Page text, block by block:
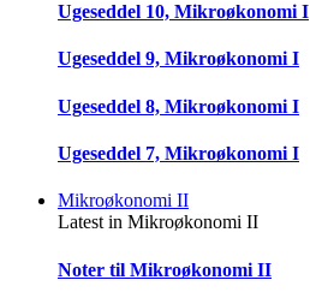
Ugeseddel 10, Mikroøkonomi I
Ugeseddel 9, Mikroøkonomi I
Ugeseddel 8, Mikroøkonomi I
Ugeseddel 7, Mikroøkonomi I
Mikroøkonomi II
Latest in Mikroøkonomi II
Noter til Mikroøkonomi II